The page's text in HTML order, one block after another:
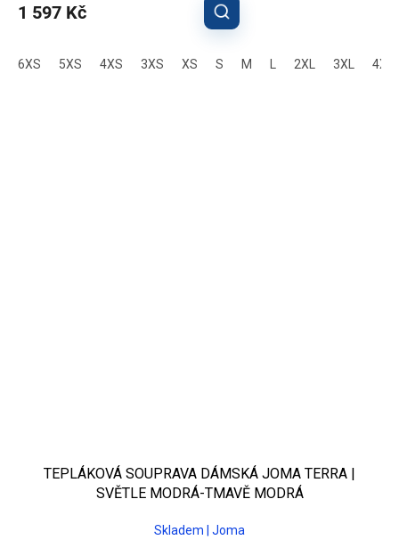
1 597 Kč
6XS 5XS 4XS 3XS XS S M 2XL 3XL 4XL
TEPLÁKOVÁ SOUPRAVA DÁMSKÁ JOMA TERRA |
SVĚTLE MODRÁ-TMAVĚ MODRÁ
Skladem | Joma